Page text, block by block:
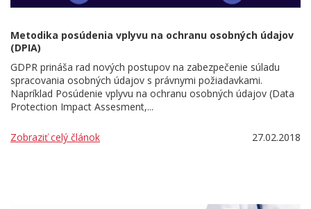
Metodika posúdenia vplyvu na ochranu osobných údajov
(DPIA)
GDPR prináša rad nových postupov na zabezpečenie súladu
spracovania osobných údajov s právnymi požiadavkami.
Napríklad Posúdenie vplyvu na ochranu osobných údajov (Data
Protection Impact Assesment,...
Zobraziť celý článok 27.02.2018